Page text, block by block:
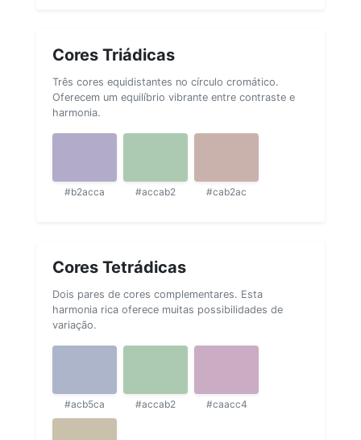
Cores Triádicas
Três cores equidistantes no círculo cromático.
Oferecem um equilíbrio vibrante entre contraste e
harmonia.
#b2acca #accab2 #cab2ac
Cores Tetrádicas
Dois pares de cores complementares. Esta
harmonia rica oferece muitas possibilidades de
variação.
#acb5ca #accab2 #caacc4